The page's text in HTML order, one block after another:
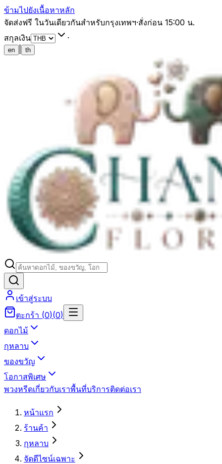
ข้ามไปยังเนื้อหาหลัก
จัดส่งฟรี ในวันเดียวกันสำหรับกรุงเทพฯ·สั่งก่อน 15:00 น.
สกุลเงิน
·
en th
เข้าสู่ระบบ
ตะกร้า (0)(0)
ดอกไม้
กุหลาบ
ของขวัญ
โอกาสพิเศษ
พวงหรีดเกี่ยวกับเราพื้นที่บริการติดต่อเรา
หน้าแรก
ร้านค้า
กุหลาบ
จัดดีไซน์เฉพาะ